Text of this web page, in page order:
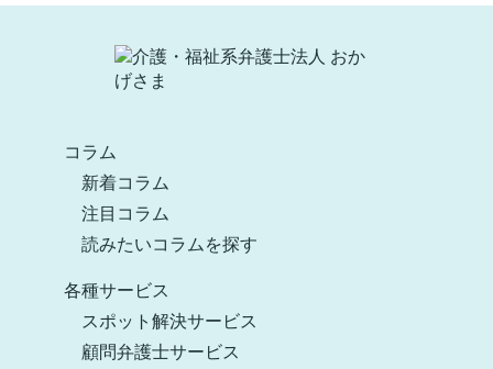
コラム
新着コラム
注目コラム
読みたいコラムを探す
各種サービス
スポット解決サービス
顧問弁護士サービス